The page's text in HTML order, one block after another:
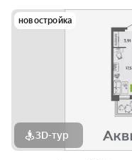
новостройка
3D-тур